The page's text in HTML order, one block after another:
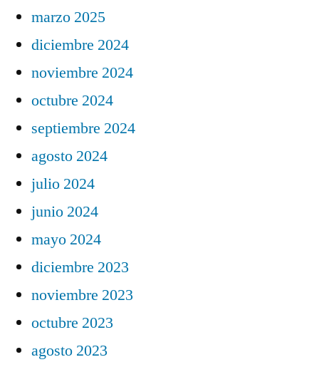
marzo 2025
diciembre 2024
noviembre 2024
octubre 2024
septiembre 2024
agosto 2024
julio 2024
junio 2024
mayo 2024
diciembre 2023
noviembre 2023
octubre 2023
agosto 2023